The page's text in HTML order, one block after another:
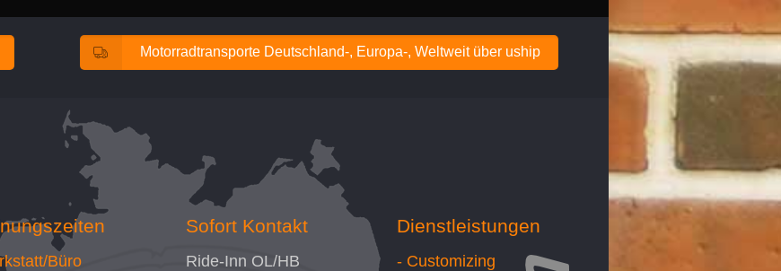
Motorradtransporte Deutschland-, Europa-, Weltweit über uship
Büro
Sofort Kontakt
Ride-Inn OL/HB
Dienstleistungen
- Customizing